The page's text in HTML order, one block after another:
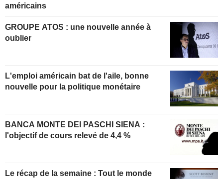
américains
GROUPE ATOS : une nouvelle année à
oublier
L'emploi américain bat de l'aile, bonne
nouvelle pour la politique monétaire
BANCA MONTE DEI PASCHI SIENA :
l'objectif de cours relevé de 4,4 %
Le récap de la semaine : Tout le monde